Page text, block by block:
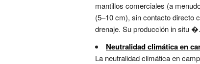
mantillos comerciales (a
(5–10 cm), sin contacto directo
drenaje. Su producción in situ
Neutralidad climática en
La neutralidad climática en